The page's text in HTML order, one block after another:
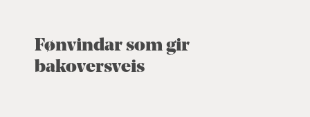
Fønvindar som gir
bakoversveis